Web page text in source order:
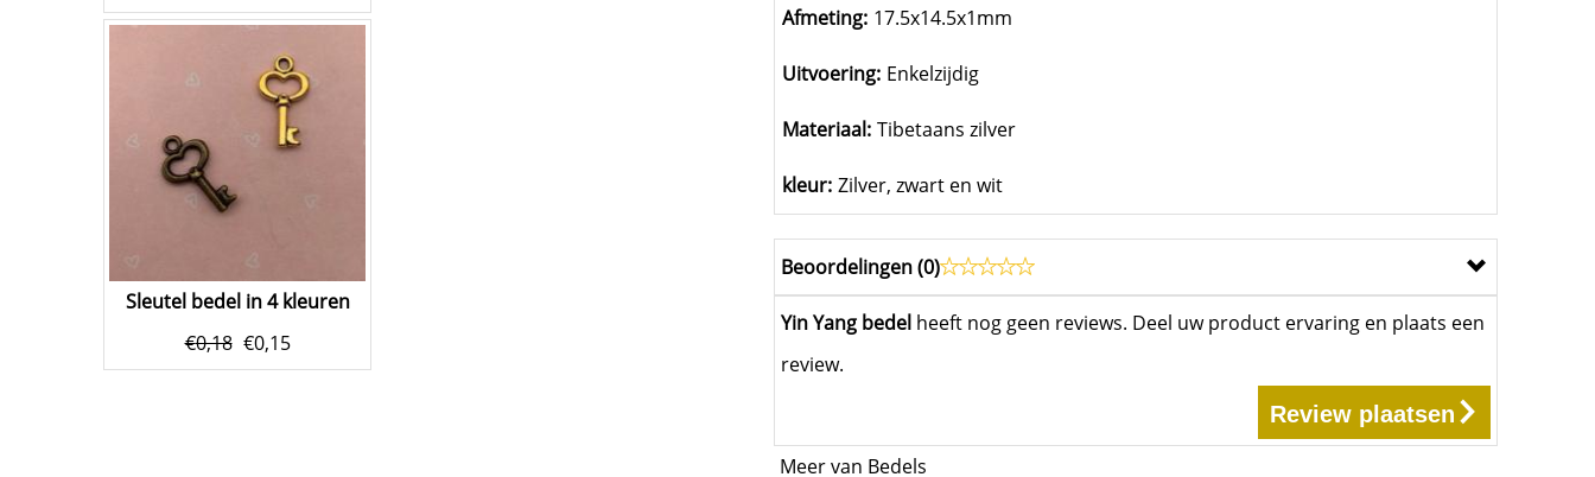
Sleutel bedel in 4 kleuren
€0,18 €0,15
Afmeting: 17.5x14.5x1mm
Uitvoering: Enkelzijdig
Materiaal: Tibetaans zilver
kleur: Zilver, zwart en wit
Beoordelingen (0)
Yin Yang bedel heeft nog geen reviews. Deel uw product ervaring en plaats een
review.
Review plaatsen
Meer van Bedels